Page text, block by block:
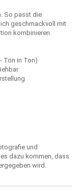
So passt die
geschmackvoll mit
kombinieren.
Ton in Ton)
und
dazu kommen, dass
wird.